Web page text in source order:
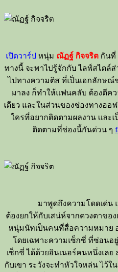
เปิดวาร์ป หนุ่ม ณัฏฐ์ กิจจริต กันที่
ทางนี้ จะพาไปรู้จักกับ ไลฟ์สไตล์
ไปทางความติส ที่เป็นเอกลักษณ์ข
มาลง ก็ทำให้แฟนคลับ ต้องตีค
เดียว และในส่วนของช่องทางออ
ใครที่อยากติดตามผลงาน และ
ติดตามที่ช่องนี้กันด่วน ๆ
มาพูดถึงความโดดเด่น เ
ต้องยกให้กับเสน่ห์จากดวงตาของ
หนุ่มนัทเป็นคนที่สื่อความหมาย
โดยเฉพาะความเซ็กซี่ ที่ซ่อนอ
เซ็กซี่ ได้ด้วยอินเนอร์คนหนึ่งเลย
กับเขา ระวังจะทำหัวใจหล่น ไว้